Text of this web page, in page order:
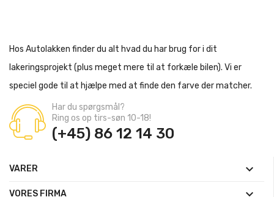
Hos Autolakken finder du alt hvad du har brug for i dit
lakeringsprojekt (plus meget mere til at forkæle bilen). Vi er
speciel gode til at hjælpe med at finde den farve der matcher.
Har du spørgsmål?
Ring os op tirs-søn 10-18!
(+45) 86 12 14 30
VARER 
VORES FIRMA